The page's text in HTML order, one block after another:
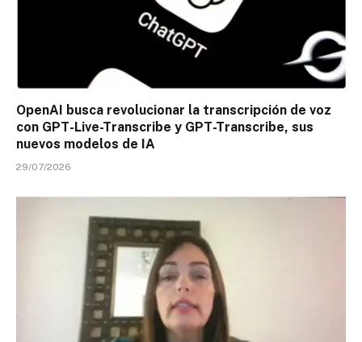
OpenAI busca revolucionar la transcripción de voz
con GPT-Live-Transcribe y GPT-Transcribe, sus
nuevos modelos de IA
29/07/2026